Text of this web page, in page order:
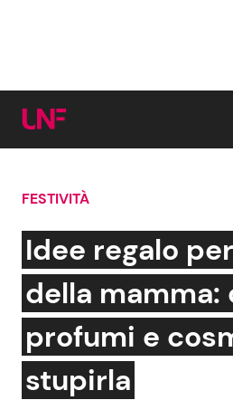
Cerca:
News e Cronaca
Attualità Italiana
Dal Mondo
FESTIVITÀ
Idee regalo
della mamma:
profumi e
stupirla